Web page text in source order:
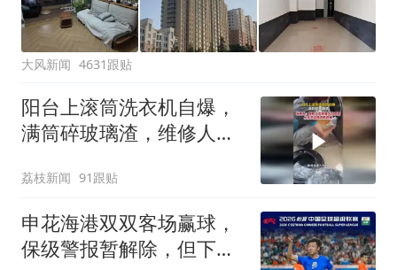
大风新闻 4631跟贴
阳台上滚筒洗衣机自爆，
满筒碎玻璃渣，维修人员
洗衣机自爆
荔枝新闻 91跟贴
申花海港双双客场赢球，
保级警报暂解除，但下一